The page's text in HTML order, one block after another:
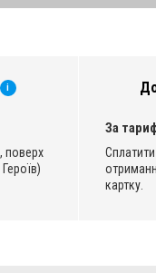
i
поверх
За
картку.